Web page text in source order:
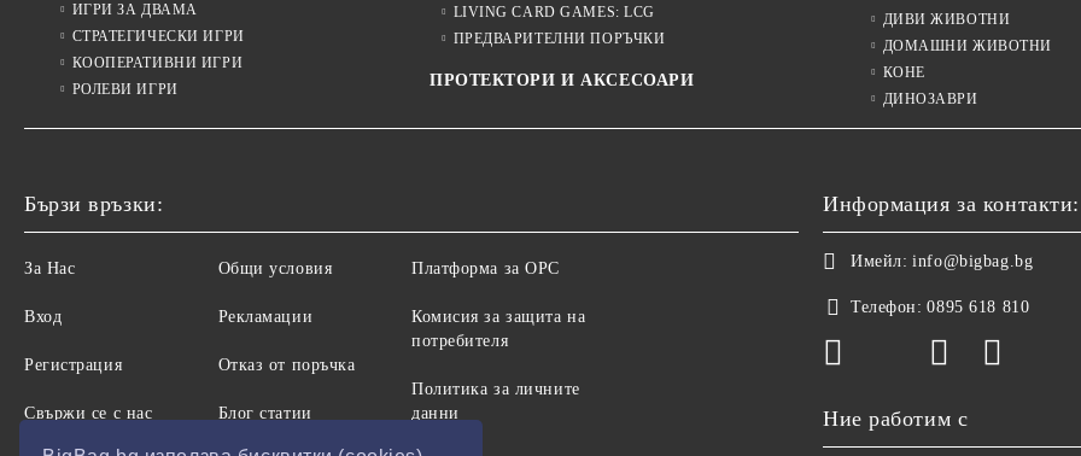
ИГРИ ЗА ДВАМА
СТРАТЕГИЧЕСКИ ИГРИ
КООПЕРАТИВНИ ИГРИ
РОЛЕВИ ИГРИ
LIVING CARD GAMES: LCG
ПРЕДВАРИТЕЛНИ ПОРЪЧКИ
ПРОТЕКТОРИ И АКСЕСОАРИ
ДИВИ ЖИВОТНИ
ДОМАШНИ ЖИВОТНИ
КОНЕ
ДИНОЗАВРИ
Бързи връзки:
За Нас
Вход
Регистрация
Свържи се с нас
Общи условия
Рекламации
Отказ от поръчка
Блог статии
Платформа за ОРС
Комисия за защита на
потребителя
Политика за личните
данни
Информация за контакти:
Имейл: info@bigbag.bg
Телефон: 0895 618 810
Ние работим с